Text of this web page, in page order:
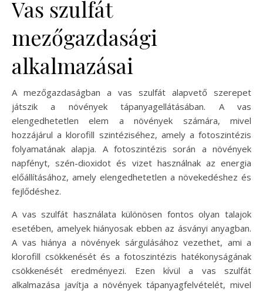
Vas szulfát
mezőgazdasági
alkalmazásai
A mezőgazdaságban a vas szulfát alapvető szerepet
játszik a növények tápanyagellátásában. A vas
elengedhetetlen elem a növények számára, mivel
hozzájárul a klorofill szintéziséhez, amely a fotoszintézis
folyamatának alapja. A fotoszintézis során a növények
napfényt, szén-dioxidot és vizet használnak az energia
előállításához, amely elengedhetetlen a növekedéshez és
fejlődéshez.
A vas szulfát használata különösen fontos olyan talajok
esetében, amelyek hiányosak ebben az ásványi anyagban.
A vas hiánya a növények sárgulásához vezethet, ami a
klorofill csökkenését és a fotoszintézis hatékonyságának
csökkenését eredményezi. Ezen kívül a vas szulfát
alkalmazása javítja a növények tápanyagfelvételét, mivel